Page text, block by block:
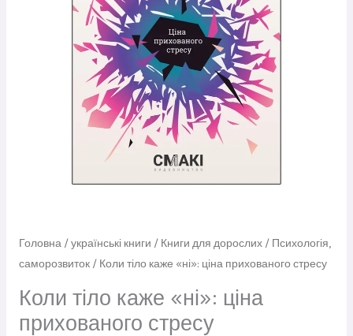
Головна/українські книги / Книги для дорослих/ Психологія,
саморозвиток/ Коли тіло каже «ні»: ціна прихованого стресу
Коли тіло каже «ні»: ціна
прихованого стресу